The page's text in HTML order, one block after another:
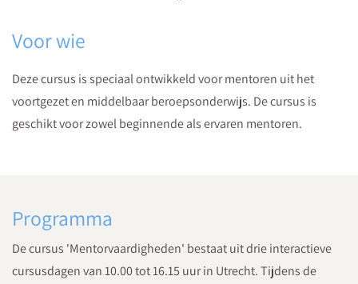
Voor wie
Deze cursus is speciaal ontwikkeld voor mentoren uit het
voortgezet en middelbaar beroepsonderwijs. De cursus is
geschikt voor zowel beginnende als ervaren mentoren.
Programma
De cursus 'Mentorvaardigheden' bestaat uit drie interactieve
cursusdagen van 10.00 tot 16.15 uur in Utrecht. Tijdens de